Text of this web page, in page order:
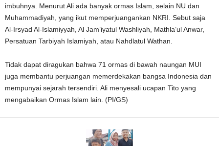
imbuhnya. Menurut Ali ada banyak ormas Islam, selain NU dan
Muhammadiyah, yang ikut memperjuangankan NKRI. Sebut saja
Al-Irsyad Al-Islamiyyah, Al Jam’iyatul Washliyah, Mathla’ul Anwar,
Persatuan Tarbiyah Islamiyah, atau Nahdlatul Wathan.
Tidak dapat diragukan bahwa 71 ormas di bawah naungan MUI
juga membantu perjuangan memerdekakan bangsa Indonesia dan
mempunyai sejarah tersendiri. Ali menyesali ucapan Tito yang
mengabaikan Ormas Islam lain. (PI/GS)